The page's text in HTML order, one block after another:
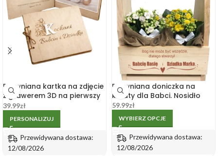
Drewniana kartka na zdjęcie
z grawerem 3D na pierwszy
Dzień Babci i Dziadka
39.99zł
PERSONALIZUJ
Przewidywana dostawa:
12/08/2026
Drewniana doniczka na
kwiaty dla Babci. Nosidło
59.99zł
WYBIERZ OPCJE
Przewidywana dostawa:
12/08/2026